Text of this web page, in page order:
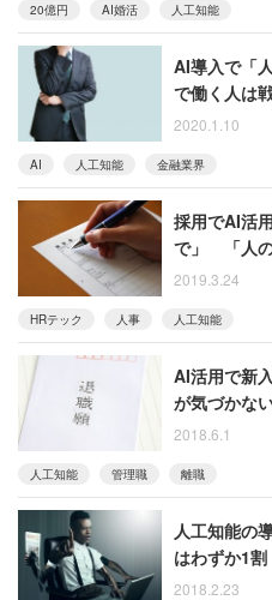
20億円 AI婚活 人工知能
AI導入で「
で働く人は
に」「厳し
2020.1.10
AI 人工知能 金融業界
採用でAI活
で」 「人の
2019.3.24
HRテック 人事 人工知能
AI活用で新
が気づかな
た事例
2018.6.1
人工知能 管理職 離職
人工知能の
はわずか1
る」と回答
2018.2.23